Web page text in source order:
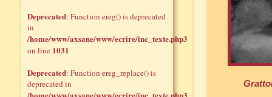
Deprecated: Function ereg() is deprecated
in
/home/www/axsane/www/ecrire/inc_texte.php3
on line 1031
Deprecated: Function ereg_replace() is
deprecated in